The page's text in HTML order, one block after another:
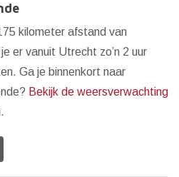
kilometer afstand van
er vanuit Utrecht zo’n 2 uur
Ga je binnenkort naar
Bekijk de weersverwachting